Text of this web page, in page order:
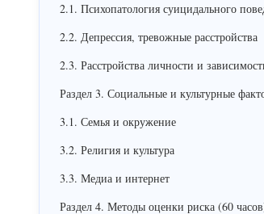
2.1. Психопатология суицидального
2.2. Депрессия, тревожные расстройства
2.3. Расстройства личности и
Раздел 3. Социальные и культурные
3.1. Семья и окружение
3.2. Религия и культура
3.3. Медиа и интернет
Раздел 4. Методы оценки риска (60